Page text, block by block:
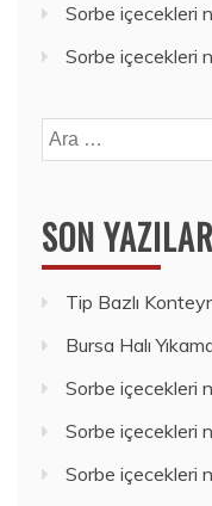
Sorbe içecekleri
Sorbe içecekleri
Arama:
SON YAZILAR
Tip Bazlı
Bursa Halı
Sorbe içecekleri
Sorbe içecekleri
Sorbe içecekleri